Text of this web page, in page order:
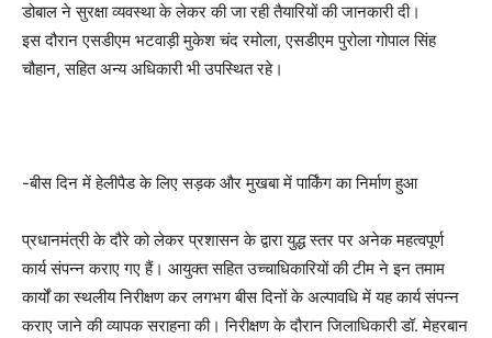
डोबाल ने सुरक्षा व्यवस्था के लेकर की जा रही तैयारियों की जानकारी दी।
इस दौरान एसडीएम भटवाड़ी मुकेश चंद रमोला, एसडीएम पुरोला गोपाल सिंह
चौहान, सहित अन्य अधिकारी भी उपस्थित रहे।
-बीस दिन में हेलीपैड के लिए सड़क और मुखबा में पार्किंग का निर्माण हुआ
प्रधानमंत्री के दौरे को लेकर प्रशासन के द्वारा युद्ध स्तर पर अनेक महत्वपूर्ण
कार्य संपन्न कराए गए हैं। आयुक्त सहित उच्चाधिकारियों की टीम ने इन तमाम
कार्यों का स्थलीय निरीक्षण कर लगभग बीस दिनों के अल्पावधि में यह कार्य संपन्न
कराए जाने की व्यापक सराहना की। निरीक्षण के दौरान जिलाधिकारी डॉ. मेहरबान